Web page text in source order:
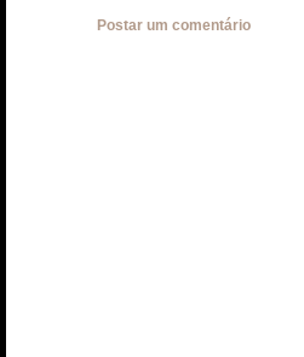
Postar um comentário